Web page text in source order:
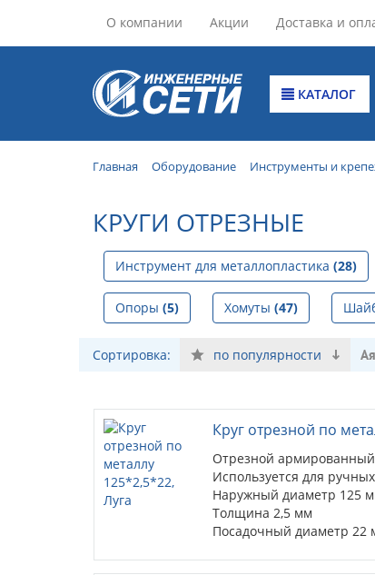
О компании Акции Доставка и
КАТАЛОГ
Главная Оборудование Инструменты и
КРУГИ ОТРЕЗНЫЕ
Инструмент для металлопластика (28)
Опоры (5) Хомуты (47)
Сортировка: по популярности
Круг отрезной по
Отрезной армированный
Используется для
Наружный диаметр 125
Толщина 2,5 мм
Посадочный диаметр 22